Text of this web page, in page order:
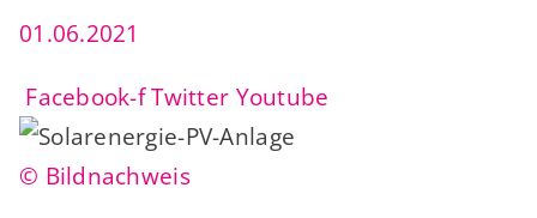
01.06.2021
Facebook-fTwitter Youtube
© Bildnachweis